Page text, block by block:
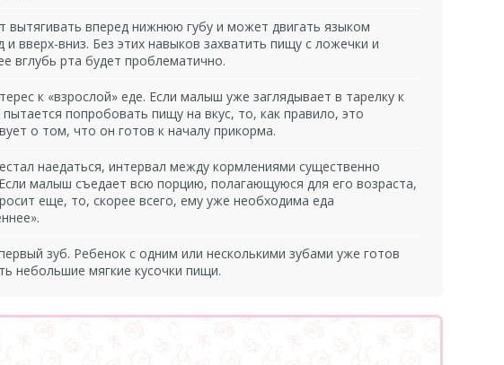
вытягивать вперед нижнюю губу и может двигать языком
и вверх-вниз. Без этих навыков захватить пищу с ложечки и
вглубь рта будет проблематично.
к «взрослой» еде. Если малыш уже заглядывает в тарелку к
попробовать пищу на вкус, то, как правило, это
о том, что он готов к началу прикорма.
наедаться, интервал между кормлениями существенно
малыш съедает всю порцию, полагающуюся для его возраста,
еще, то, скорее всего, ему уже необходима еда
зуб. Ребенок с одним или несколькими зубами уже готов
небольшие мягкие кусочки пищи.